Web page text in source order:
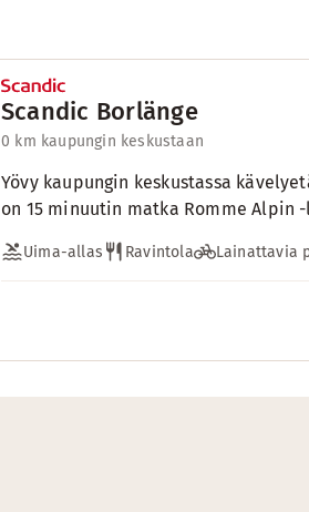
Scandic Borlänge
0 km kaupungin keskustaan
Yövy kaupungin keskustassa
on 15 minuutin matka Romme Alpin
Uima-allas Ravintola Lainattavia